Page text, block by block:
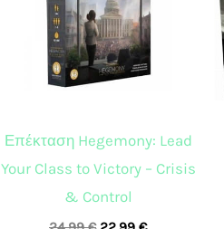
Επέκταση Hegemony: Lead
Your Class to Victory – Crisis
& Control